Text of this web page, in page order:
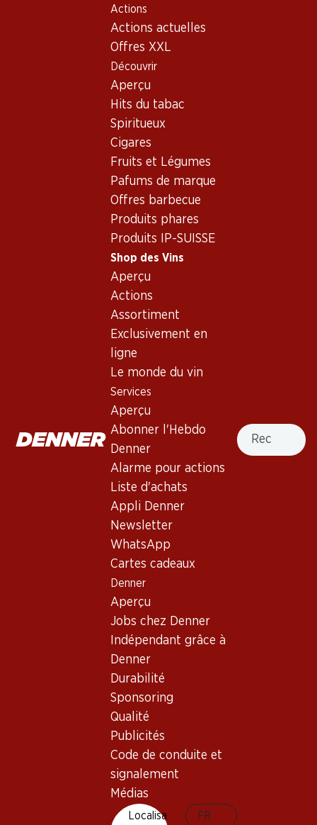
Actions
Actions actuelles
Offres XXL
Découvrir
Aperçu
Hits du tabac
Spiritueux
Cigares
Fruits et Légumes
Pafums de marque
Offres barbecue
Produits phares
Produits IP-SUISSE
Shop des Vins
Aperçu
Actions
Assortiment
Exclusivement en
ligne
Le monde du vin
Services
Aperçu
Abonner l'Hebdo
Denner
Alarme pour actions
Liste d'achats
Appli Denner
Newsletter
WhatsApp
Cartes cadeaux
Denner
Aperçu
Jobs chez Denner
Indépendant grâce à
Denner
Durabilité
Sponsoring
Qualité
Publicités
Code de conduite et
signalement
Médias
Localisa
FR
Recherche
Shop des Vins
France
Bordeaux
Château Pichon-Lalande Pauillac AOC 2007 75
Château Pichon-Lalande
Pauillac AOC 2007 75
France ,Bordeaux, 2007
France, Bordeaux, 2007, 75 cl
Bon à savoir
Vin rouge_old
Température de dégustation
Empreinte carbone